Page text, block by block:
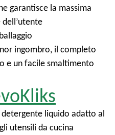
garantisce la massima
ingombro, il completo
e un facile smaltimento
detergente liquido adatto al
utensili da cucina